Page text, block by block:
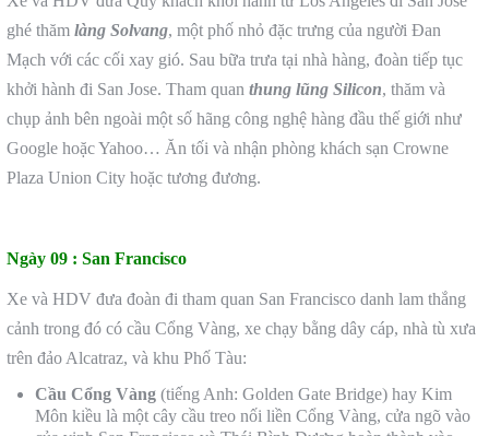
ghé thăm làng Solvang, một phố nhỏ đặc trưng của người Đan
Mạch với các cối xay gió. Sau bữa trưa tại nhà hàng, đoàn tiếp tục
khởi hành đi San Jose. Tham quan thung lũng Silicon, thăm và
chụp ảnh bên ngoài một số hãng công nghệ hàng đầu thế giới như
Google hoặc Yahoo… Ăn tối và nhận phòng khách sạn Crowne
Plaza Union City hoặc tương đương.
Ngày 09 : San Francisco
Xe và HDV đưa đoàn đi tham quan San Francisco danh lam thắng
cảnh trong đó có cầu Cổng Vàng, xe chạy bằng dây cáp, nhà tù xưa
trên đảo Alcatraz, và khu Phố Tàu:
Cầu Cổng Vàng (tiếng Anh: Golden Gate Bridge) hay Kim
Môn kiều là một cây cầu treo nối liền Cổng Vàng, cửa ngõ vào